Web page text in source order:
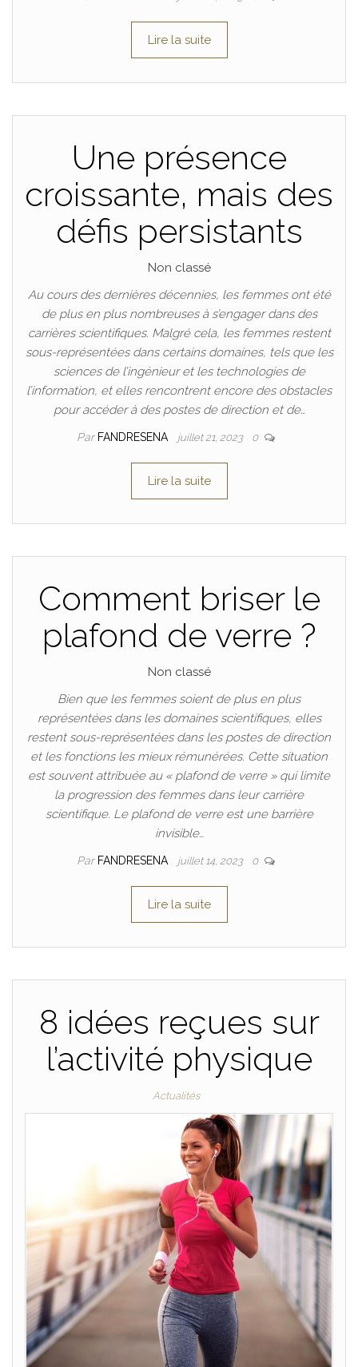
Lire la suite
Une présence
croissante, mais des
défis persistants
Non classé
Au cours des dernières décennies, les femmes ont été
de plus en plus nombreuses à s’engager dans des
carrières scientifiques. Malgré cela, les femmes restent
sous-représentées dans certains domaines, tels que les
sciences de l’ingénieur et les technologies de
l’information, et elles rencontrent encore des obstacles
pour accéder à des postes de direction et de…
Par FANDRESENA juillet 21, 2023 0
Lire la suite
Comment briser le
plafond de verre ?
Non classé
Bien que les femmes soient de plus en plus
représentées dans les domaines scientifiques, elles
restent sous-représentées dans les postes de direction
et les fonctions les mieux rémunérées. Cette situation
est souvent attribuée au « plafond de verre » qui limite
la progression des femmes dans leur carrière
scientifique. Le plafond de verre est une barrière
invisible…
Par FANDRESENA juillet 14, 2023 0
Lire la suite
8 idées reçues sur
l’activité physique
Actualités